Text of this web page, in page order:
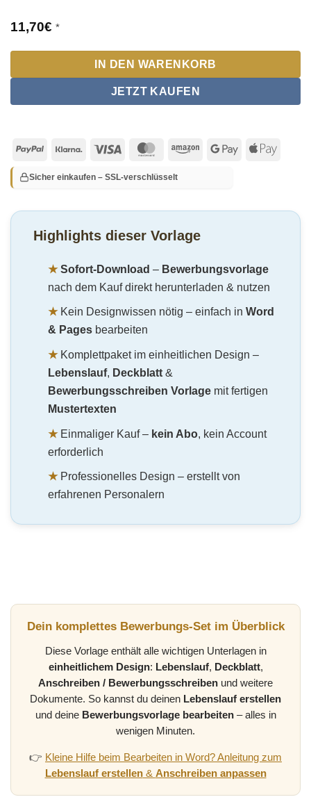
11,70€ *
IN DEN WARENKORB
JETZT KAUFEN
PayPal Klarna Visa MasterCardAmazonGoogle Apple
Sicher einkaufen – SSL-verschlüsselt
Highlights dieser Vorlage
★ Sofort-Download – Bewerbungsvorlage
nach dem Kauf direkt herunterladen & nutzen
★Kein Designwissen nötig – einfach in Word
& Pagesbearbeiten
★Komplettpaket im einheitlichen Design –
Lebenslauf, Deckblatt&
Bewerbungsschreiben Vorlagemit fertigen
Mustertexten
★Einmaliger Kauf – kein Abo, kein Account
erforderlich
★Professionelles Design – erstellt von
erfahrenen Personalern
Dein komplettes Bewerbungs-Set im Überblick
Diese Vorlage enthält alle wichtigen Unterlagen in
einheitlichem Design: Lebenslauf, Deckblatt,
Anschreiben / Bewerbungsschreiben und weitere
Dokumente. So kannst du deinen Lebenslauf erstellen
und deine Bewerbungsvorlage bearbeiten– alles in
wenigen Minuten.
👉 Kleine Hilfe beim Bearbeiten in Word? Anleitung zum
Lebenslauf erstellen& Anschreiben anpassen